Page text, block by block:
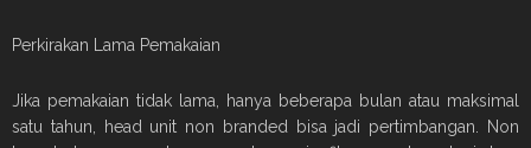
Perkirakan Lama Pemakaian
Jika pemakaian tidak lama, hanya beberapa bulan atau maksimal
satu tahun, head unit non branded bisa jadi pertimbangan. Non